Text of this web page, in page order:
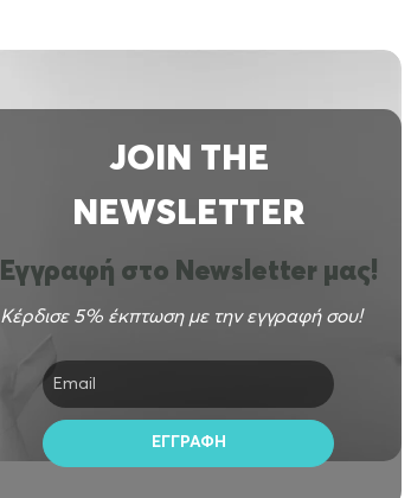
JOIN THE
NEWSLETTER
Εγγραφή στο Newsletter μας!
Κέρδισε 5% έκπτωση με την εγγραφή σου!